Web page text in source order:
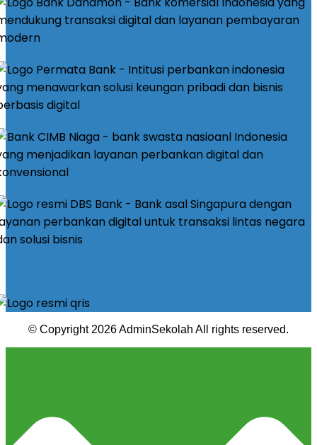
© Copyright 2026 AdminSekolah All rights reserved.